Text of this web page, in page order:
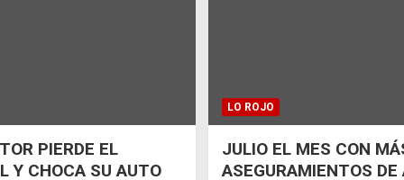
PIERDE EL
Y CHOCA SU AUTO
LO ROJO
JULIO EL MES CON
ASEGURAMIENTOS DE